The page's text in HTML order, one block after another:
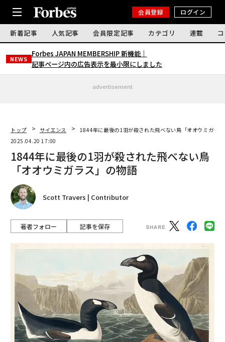
会員登録 ログイン
新着記事 人気記事 会員限定記事 カテゴリ 連載
NEWS
Forbes JAPAN MEMBERSHIP 新機能｜
記事ページ内の広告表示を最小限にしました
advertisement
トップ サイエンス
1844年に最後の1羽が殺された飛べない鳥「オオウミガラ
2025.04.20 17:00
1844年に最後の1羽が殺された飛べない鳥
「オオウミガラス」の物語
Scott Travers | Contributor
著者フォロー 記事を保存